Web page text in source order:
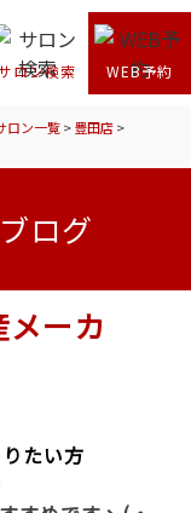
ロン検索 WEB予約
ロン一覧>豊田店>
ログ
ーカ
たい方